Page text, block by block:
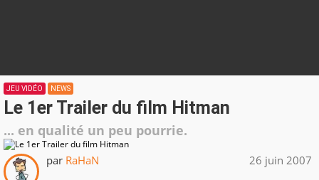
JEU VIDÉO NEWS
Le 1er Trailer du film Hitman
... en qualité un peu pourrie.
par RaHaN 26 juin 2007